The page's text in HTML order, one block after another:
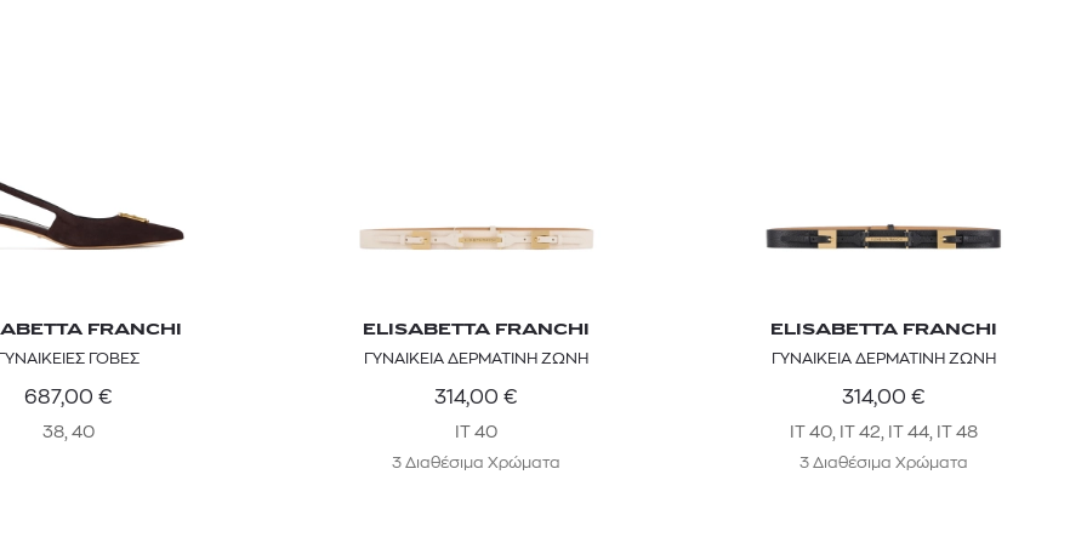
FRANCHI
ΓΟΒΕΣ
687,00 €
38, 40
ELISABETTA FRANCHI
ΓΥΝΑΙΚΕΙΑ ΔΕΡΜΑΤΙΝΗ ΖΩΝΗ
314,00 €
IT 40
3 Διαθέσιμα Χρώματα
ELISABETTA FRANCHI
ΓΥΝΑΙΚΕΙΑ ΔΕΡΜΑΤΙΝΗ ΖΩΝΗ
314,00 €
IT 40, IT 42, IT 44, IT 48
3 Διαθέσιμα Χρώματα